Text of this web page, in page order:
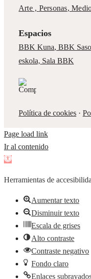
Arte , Personas,
Espacios
BBK Kuna, BBK
eskola, Sala BBK
Política de cookies·
Page load link
Ir al contenido
Abrir
de
herramientas
Herramientas de
Aumentar texto
Disminuir texto
Escala de grises
Alto contraste
Contraste negativo
Fondo claro
Enlaces